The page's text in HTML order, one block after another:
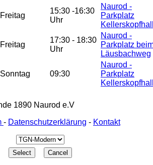
Freitag
15:30 -16:30
Uhr
Naurod -
Parkplatz
Freitag
17:30 - 18:30
Uhr
Naurod -
Parkplatz
Läusbachweg
Sonntag 09:30
Naurod -
Parkplatz
1890 Naurod e.V
- Datenschutzerklärung - Kontakt